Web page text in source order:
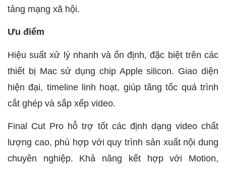
tảng mạng xã hội.
Ưu điểm
Hiệu suất xử lý nhanh và ổn định, đặc biệt trên các
thiết bị Mac sử dụng chip Apple silicon. Giao diện
hiện đại, timeline linh hoạt, giúp tăng tốc quá trình
cắt ghép và sắp xếp video.
Final Cut Pro hỗ trợ tốt các định dạng video chất
lượng cao, phù hợp với quy trình sản xuất nội dung
chuyên nghiệp. Khả năng kết hợp với Motion,